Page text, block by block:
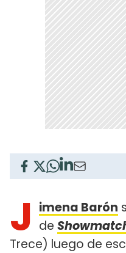
J imena Barón
de
Trece) luego de